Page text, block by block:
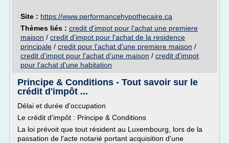
Site : https://www.performancehypothecaire.ca
Thèmes liés : credit d'impot pour l'achat une premiere
maison / credit d'impot pour l'achat de la residence
principale / credit pour l'achat d'une premiere maison /
credit d'impot pour l'achat d'une maison / credit d'impot
pour l'achat d'une habitation
Principe & Conditions - Tout savoir sur le
crédit d'impôt ...
Délai et durée d'occupation
Le crédit d'impôt : Principe & Conditions
La loi prévoit que tout résident au Luxembourg, lors de la
passation de l'acte notarié portant acquisition d'une